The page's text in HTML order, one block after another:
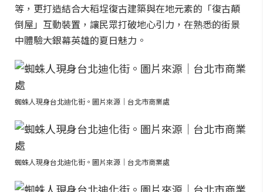
等，更打造結合大稻埕復古建築與在地元素的「復古顛
倒屋」互動裝置，讓民眾打破地心引力，在熟悉的街景
中體驗大銀幕英雄的夏日魅力。
蜘蛛人現身台北迪化街。圖片來源｜台北市商業處
蜘蛛人現身台北迪化街。圖片來源｜台北市商業處